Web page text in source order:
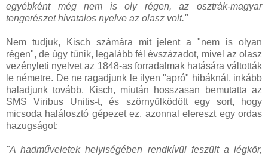
egyébként még nem is oly régen, az osztrák-magyar
tengerészet hivatalos nyelve az olasz volt."
Nem tudjuk, Kisch számára mit jelent a "nem is olyan
régen", de úgy tűnik, legalább fél évszázadot, mivel az olasz
vezényleti nyelvet az 1848-as forradalmak hatására váltották
le németre. De ne ragadjunk le ilyen "apró" hibáknál, inkább
haladjunk tovább. Kisch, miután hosszasan bemutatta az
SMS Viribus Unitis-t, és szörnyülködött egy sort, hogy
micsoda halálosztó gépezet ez, azonnal elereszt egy ordas
hazugságot:
"A hadműveletek helyiségében rendkívül feszült a légkör,